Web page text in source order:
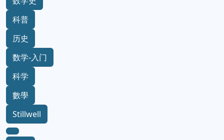
科普
历史
数学-入门
科学
數學
Stillwell